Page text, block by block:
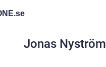
se
Jonas Nyström